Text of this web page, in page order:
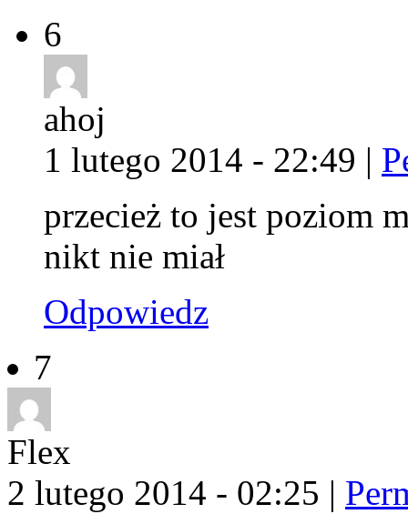
6
ahoj
1 lutego 2014 - 22:49 |
przecież to jest poziom
nikt nie miał
Odpowiedz
7
Flex
2 lutego 2014 - 02:25 |